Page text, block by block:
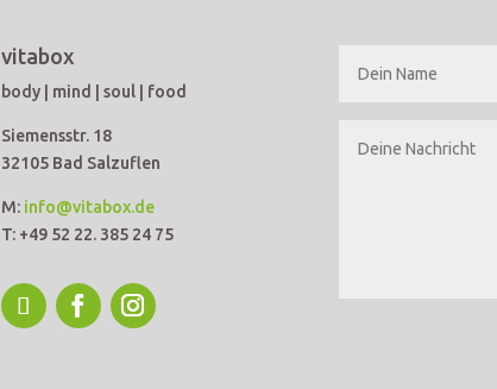
vitabox
body | mind | soul | food
Siemensstr. 18
32105 Bad Salzuflen
M: info@vitabox.de
T: +49 52 22. 385 24 75